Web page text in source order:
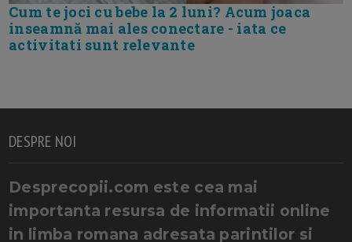
Cum te joci cu bebe la 2 luni? Acum joaca
inseamnă mai ales conectare - iata ce
activitati sunt relevante
DESPRE NOI
Desprecopii.com este cea mai
importanta resursa de informatii online
in limba romana adresata parintilor si